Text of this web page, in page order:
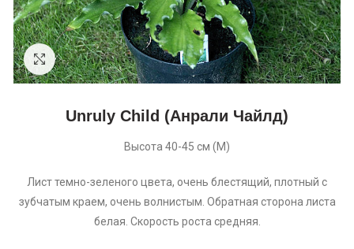
Увеличить
Unruly Child (Анрали Чайлд)
Высота 40-45 см (М)
Лист темно-зеленого цвета, очень блестящий, плотный с
зубчатым краем, очень волнистым. Обратная сторона листа
белая. Скорость роста средняя.